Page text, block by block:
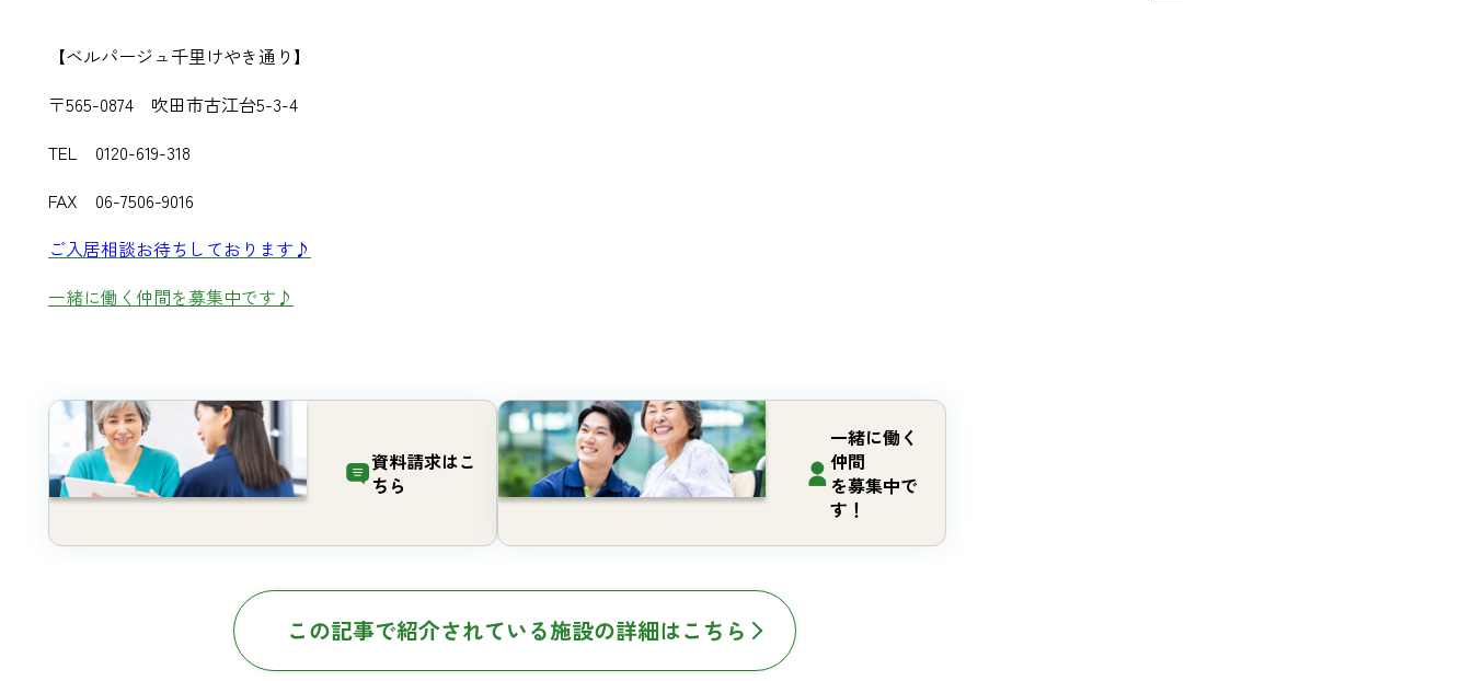
【ベルパージュ千里けやき通り】
〒565-0874 吹田市古江台5-3-4
TEL 0120-619-318
FAX 06-7506-9016
ご入居相談お待ちしております♪
一緒に働く仲間を募集中です♪
資料請求はこ
ちら
一緒に働く
仲間
を募集中で
す！
この記事で紹介されている施設の詳細はこちら